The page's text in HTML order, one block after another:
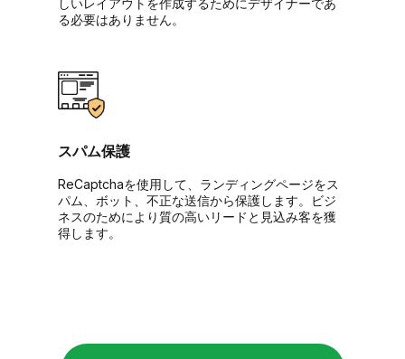
しいレイアウトを作成するためにデザイナーであ
る必要はありません。
スパム保護
ReCaptchaを使用して、ランディングページをス
パム、ボット、不正な送信から保護します。ビジ
ネスのためにより質の高いリードと見込み客を獲
得します。